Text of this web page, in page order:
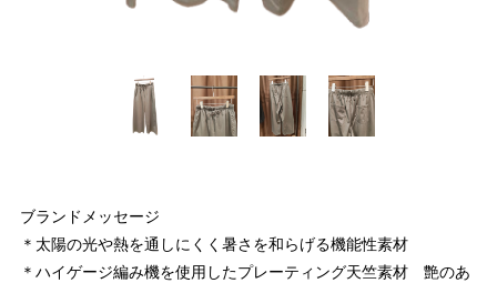
ブランドメッセージ
＊太陽の光や熱を通しにくく暑さを和らげる機能性素材
＊ハイゲージ編み機を使用したプレーティング天竺素材 艶のあ